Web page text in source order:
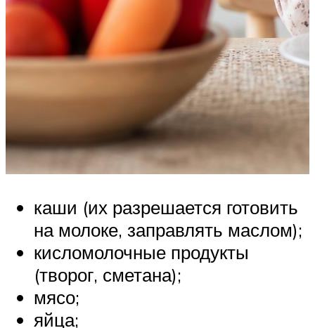
каши (их разрешается готовить
на молоке, заправлять маслом);
кисломолочные продукты
(творог, сметана);
мясо;
яйца;